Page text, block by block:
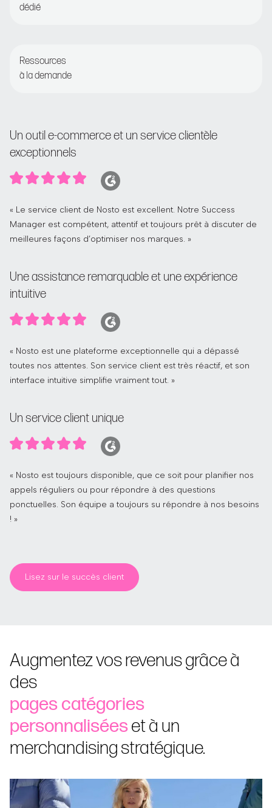
dédié
Ressources
à la demande
Un outil e-commerce et un service clientèle
exceptionnels
« Le service client de Nosto est excellent. Notre Success
Manager est compétent, attentif et toujours prêt à discuter de
meilleures façons d’optimiser nos marques. »
Une assistance remarquable et une expérience
intuitive
« Nosto est une plateforme exceptionnelle qui a dépassé
toutes nos attentes. Son service client est très réactif, et son
interface intuitive simplifie vraiment tout. »
Un service client unique
« Nosto est toujours disponible, que ce soit pour planifier nos
appels réguliers ou pour répondre à des questions
ponctuelles. Son équipe a toujours su répondre à nos besoins
! »
Lisez sur le succès client
Augmentez vos revenus grâce à
des
pages catégories
personnaliséeset à un
merchandising stratégique.